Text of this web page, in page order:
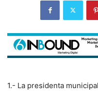
1.- La presidenta